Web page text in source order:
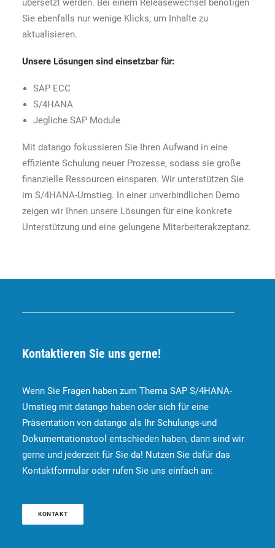
übersetzt werden. Bei einem Releasewechsel benötigen
Sie ebenfalls nur wenige Klicks, um Inhalte zu
aktualisieren.
Unsere Lösungen sind einsetzbar für:
SAP ECC
S/4HANA
Jegliche SAP Module
Mit datango fokussieren Sie Ihren Aufwand in eine
effiziente Schulung neuer Prozesse, sodass sie große
finanzielle Ressourcen einsparen. Wir unterstützen Sie
im S/4HANA-Umstieg. In einer unverbindlichen Demo
zeigen wir Ihnen unsere Lösungen für eine konkrete
Unterstützung und eine gelungene Mitarbeiterakzeptanz.
Kontaktieren Sie uns gerne!
Wenn Sie Fragen haben zum Thema SAP S/4HANA-
Umstieg mit datango haben oder sich für eine
Präsentation von datango als Ihr Schulungs-und
Dokumentationstool entschieden haben, dann sind wir
gerne und jederzeit für Sie da! Nutzen Sie dafür das
Kontaktformular oder rufen Sie uns einfach an:
KONTAKT